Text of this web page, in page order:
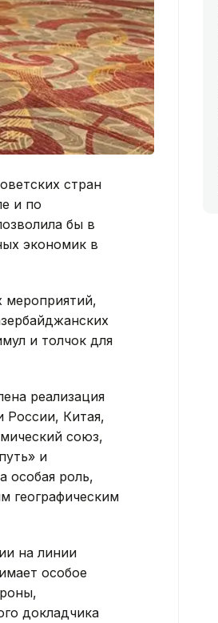
стран
и по
бы в
экономик в
мероприятий,
и толчок для
реализация
России, Китая,
союз,
и
особая роль,
географическим
на линии
особое
докладчика